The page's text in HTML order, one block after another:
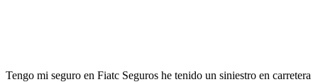
Tengo mi seguro en Fiatc Seguros he tenido un siniestro en carretera